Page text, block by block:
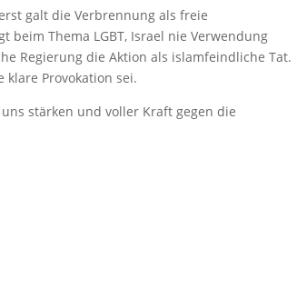
galt die Verbrennung als freie
Thema LGBT, Israel nie Verwendung
Regierung die Aktion als islamfeindliche Tat.
Provokation sei.
stärken und voller Kraft gegen die